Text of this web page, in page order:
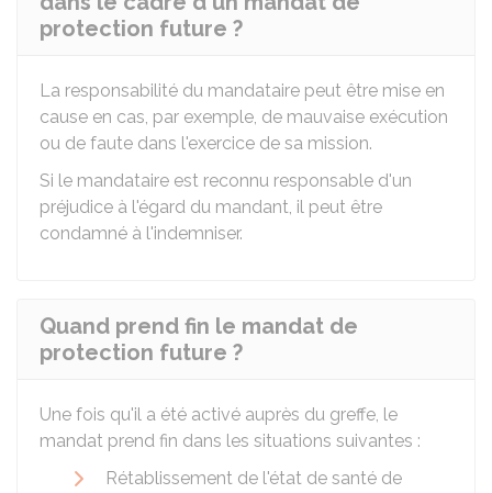
protection future ?
La responsabilité du mandataire peut être mise en
cause en cas, par exemple, de mauvaise exécution
ou de faute dans l'exercice de sa mission.
Si le mandataire est reconnu responsable d'un
préjudice à l'égard du mandant, il peut être
condamné à l'indemniser.
Quand prend fin le mandat de
protection future ?
Une fois qu'il a été activé auprès du greffe, le
mandat prend fin dans les situations suivantes :
Rétablissement de l'état de santé de